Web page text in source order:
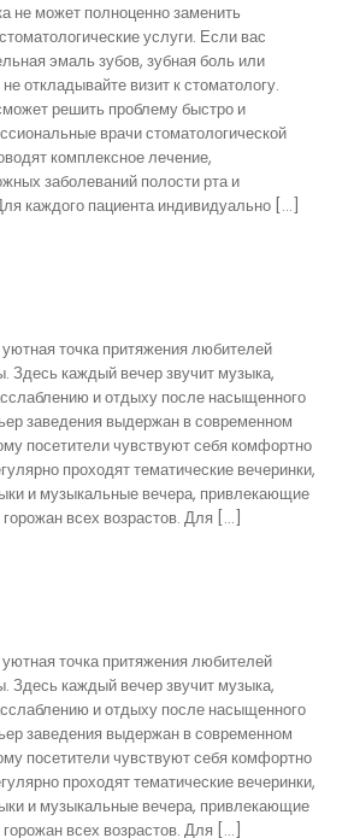
не может полноценно заменить
услуги. Если вас
эмаль зубов, зубная боль или
откладывайте визит к стоматологу.
решить проблему быстро и
врачи стоматологической
комплексное лечение,
заболеваний полости рта и
каждого пациента индивидуально […]
точка притяжения любителей
Здесь каждый вечер звучит музыка,
и отдыху после насыщенного
заведения выдержан в современном
посетители чувствуют себя комфортно
проходят тематические вечеринки,
и музыкальные вечера, привлекающие
всех возрастов. Для […]
точка притяжения любителей
Здесь каждый вечер звучит музыка,
и отдыху после насыщенного
заведения выдержан в современном
посетители чувствуют себя комфортно
проходят тематические вечеринки,
и музыкальные вечера, привлекающие
всех возрастов. Для […]